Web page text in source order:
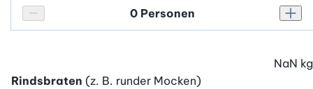
Personenanzahl verringern
Personenanzahl
Rindsbraten (z. B. runder Mocken)
NaN kg